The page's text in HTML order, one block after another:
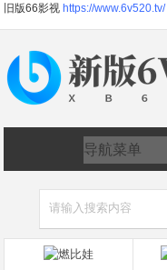
旧版66影视 https://www.6v520.tv/
请输入搜索内容